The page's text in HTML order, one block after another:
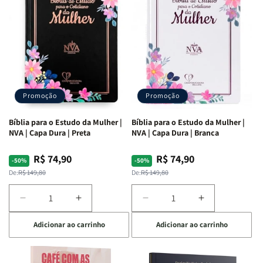
Ribeiro
Ribeiro
Promoção
Bíblia para o Estudo da Mulher |
NVA | Capa Dura | Preta
-50%
Preço
normal
De:R$ 149,80
Preço
promocional
R$ 74,90
Diminuir
a
quantidade
de
Bíblia
Aumentar
a
quantidade
de
Bíblia
Adicionar ao carrinho
Promoção
Bíblia para o Estudo da Mulher |
NVA | Capa Dura | Branca
-50%
Preço
normal
De:R$ 149,80
Preço
promocional
R$ 74,90
Diminuir
a
quantidade
de
Bíblia
Aumentar
a
quantidade
de
Bíblia
Adicionar ao carrinho